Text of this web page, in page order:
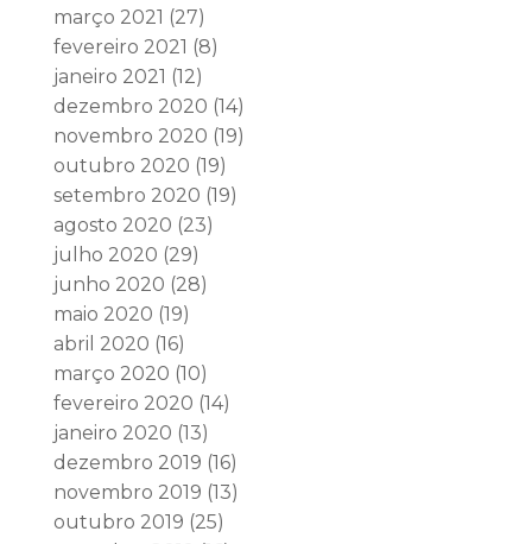
março 2021 (27)
fevereiro 2021 (8)
janeiro 2021 (12)
dezembro 2020 (14)
novembro 2020 (19)
outubro 2020 (19)
setembro 2020 (19)
agosto 2020 (23)
julho 2020 (29)
junho 2020 (28)
maio 2020 (19)
abril 2020 (16)
março 2020 (10)
fevereiro 2020 (14)
janeiro 2020 (13)
dezembro 2019 (16)
novembro 2019 (13)
outubro 2019 (25)